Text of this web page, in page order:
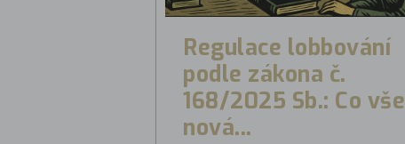
Regulace lobbování
podle zákona č.
168/2025 Sb.: Co vše
nová...